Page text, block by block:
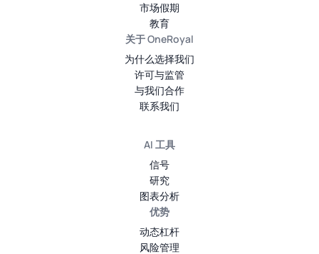
市场假期
教育
关于 OneRoyal
为什么选择我们
许可与监管
与我们合作
联系我们
AI 工具
信号
研究
图表分析
优势
动态杠杆
风险管理